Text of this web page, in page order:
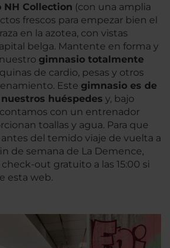
NH Collection (con una amplia
frescos para empezar bien el
en la azotea, con vistas
belga. Mantente en forma y
gimnasio totalmente
de cardio, pesas y otros
Este gimnasio es de
huéspedes y, bajo
con un entrenador
toallas y agua. Para que
del temido viaje de vuelta a
de semana de La Demence,
out gratuito a las 15:00 si
esta web.